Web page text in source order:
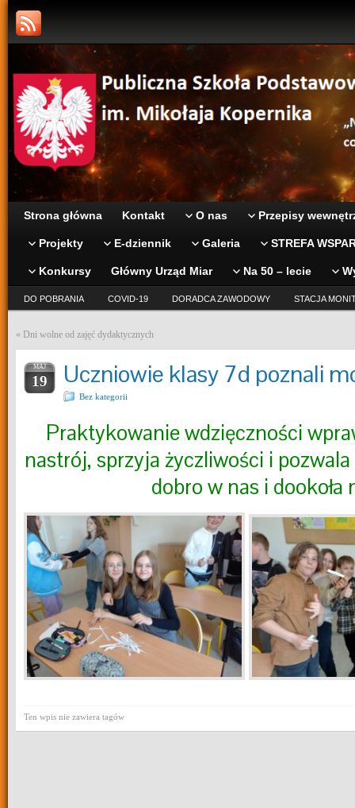
Strona główna Kontakt O nas Przepisy
Projekty E-dziennik Galeria STREFA
Konkursy Główny Urząd Miar Na 50 – lecie
DO POBRANIA COVID-19 DORADCA ZAWODOWY STACJA
« Dni wolne od zajęć dydaktycznych
MAJ
19 Uczniowie klasy 7d poznali
Bez kategorii
Praktykowanie wdzięczności
nastrój, sprzyja życzliwości i
dobro w nas i dookoła
Ten wpis nie zawiera tagów